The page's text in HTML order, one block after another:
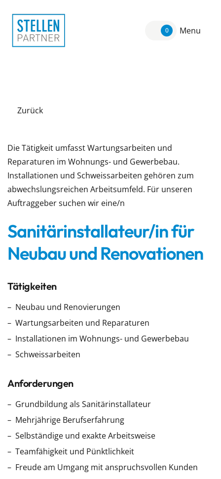
0 Menu
Zurück
Die Tätigkeit umfasst Wartungsarbeiten und
Reparaturen im Wohnungs- und Gewerbebau.
Installationen und Schweissarbeiten gehören zum
abwechslungsreichen Arbeitsumfeld. Für unseren
Auftraggeber suchen wir eine/n
Sanitärinstallateur/in für
Neubau und Renovationen
Tätigkeiten
Neubau und Renovierungen
Wartungsarbeiten und Reparaturen
Installationen im Wohnungs- und Gewerbebau
Schweissarbeiten
Anforderungen
Grundbildung als Sanitärinstallateur
Mehrjährige Berufserfahrung
Selbständige und exakte Arbeitsweise
Teamfähigkeit und Pünktlichkeit
Freude am Umgang mit anspruchsvollen Kunden